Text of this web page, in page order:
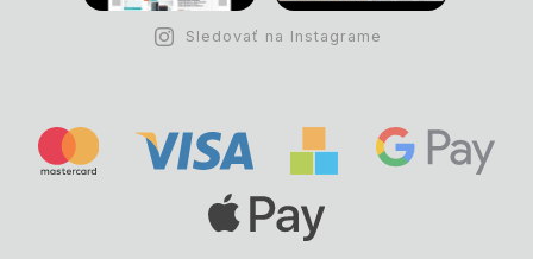
Sledovať na Instagrame